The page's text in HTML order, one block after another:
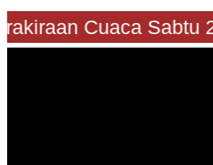
Cuaca